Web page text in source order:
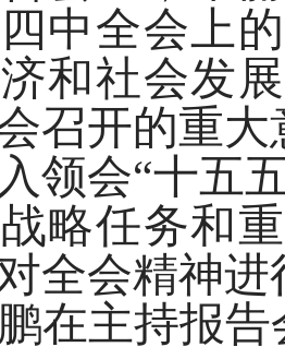
中全会上
和社会发
召开的重
领会“十五
略任务和
全会精神
在主持报告